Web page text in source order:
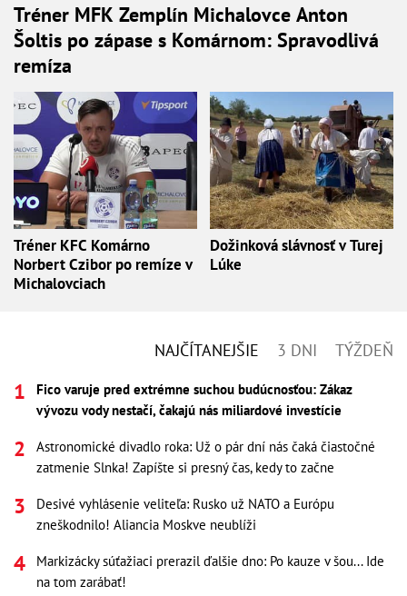
Tréner MFK Zemplín Michalovce Anton
Šoltis po zápase s Komárnom: Spravodlivá
remíza
Tréner KFC Komárno
Norbert Czibor po remíze v
Michalovciach
Dožinková slávnosť v Turej
Lúke
NAJČÍTANEJŠIE 3 DNI TÝŽDEŇ
Fico varuje pred extrémne suchou budúcnosťou: Zákaz
vývozu vody nestačí, čakajú nás miliardové investície
Astronomické divadlo roka: Už o pár dní nás čaká čiastočné
zatmenie Slnka! Zapíšte si presný čas, kedy to začne
Desivé vyhlásenie veliteľa: Rusko už NATO a Európu
zneškodnilo! Aliancia Moskve neublíži
Markizácky súťažiaci prerazil ďalšie dno: Po kauze v šou... Ide
na tom zarábať!